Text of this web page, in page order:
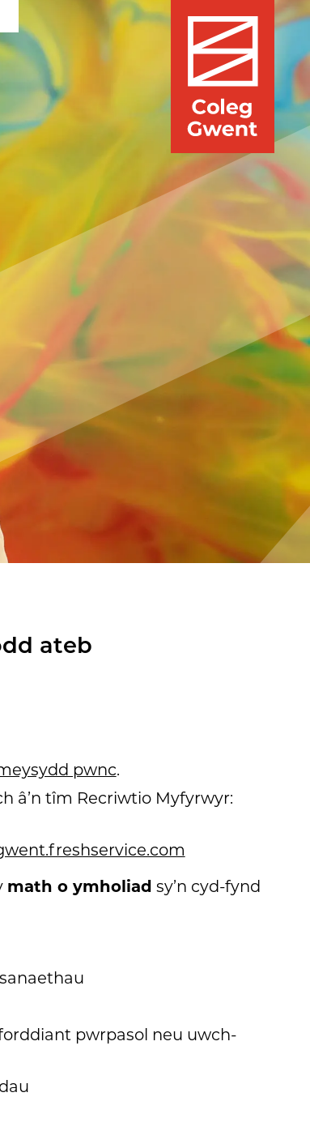
ateb
pwnc.
â’n tîm Recriwtio Myfyrwyr:
math o ymholiad sy’n cyd-fynd
pwrpasol neu uwch-